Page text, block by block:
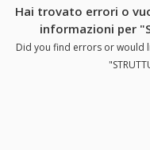
Hai trovato errori o
informazioni per
Did you find errors or would